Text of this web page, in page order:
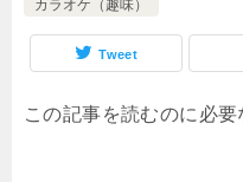
カラオケ（趣味）
Tweet
この記事を読むのに必要